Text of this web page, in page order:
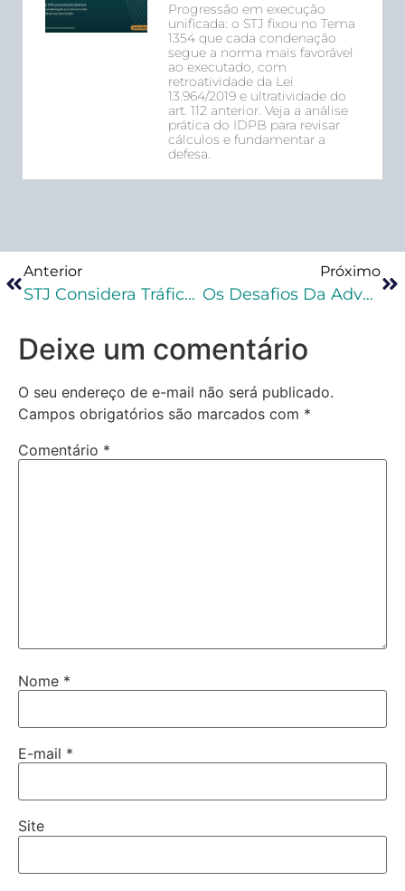
Progressão em execução
unificada: o STJ fixou no Tema
1354 que cada condenação
segue a norma mais favorável
ao executado, com
retroatividade da Lei
13.964/2019 e ultratividade do
art. 112 anterior. Veja a análise
prática do IDPB para revisar
cálculos e fundamentar a
defesa.
Anterior
STJ Considera Tráfico Comum Como Equiparado A Hediondo
Próximo
Os Desafios Da Advocacia Criminal
Deixe um comentário
O seu endereço de e-mail não será publicado.
Campos obrigatórios são marcados com *
Comentário *
Nome *
E-mail *
Site